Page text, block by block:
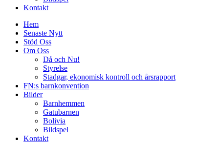
Kontakt
Hem
Senaste Nytt
Stöd Oss
Om Oss
Då och Nu!
Styrelse
Stadgar, ekonomisk kontroll och årsrapport
FN:s barnkonvention
Bilder
Barnhemmen
Gatubarnen
Bolivia
Bildspel
Kontakt